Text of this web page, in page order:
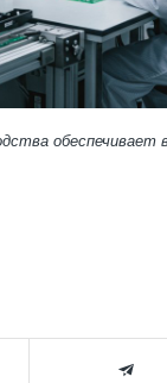
обеспечивает